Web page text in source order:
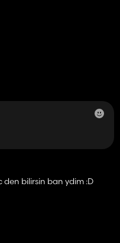
den bilirsin ban ydim :D